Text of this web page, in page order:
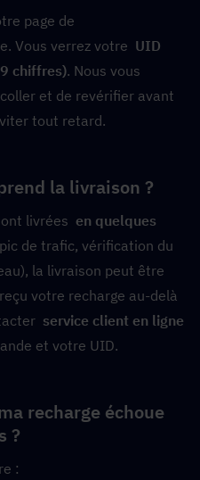
page de
Vous verrez votre UID
chiffres). Nous vous
et de revérifier avant
tout retard.
la livraison ?
livrées en quelques
de trafic, vérification du
la livraison peut être
votre recharge au-delà
service client en ligne
et votre UID.
recharge échoue
?
: